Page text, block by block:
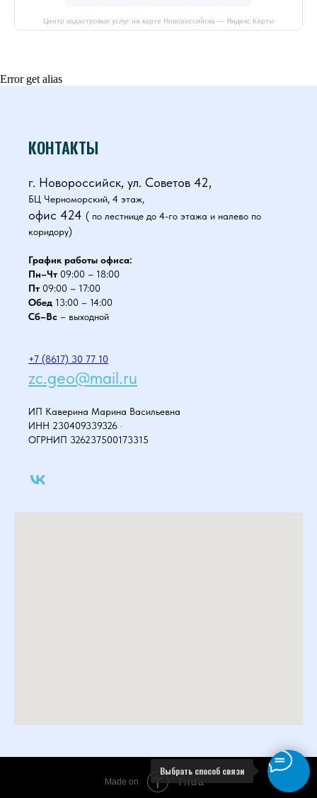
Центр кадастровых услуг на карте Новороссийска — Яндекс Карты
Error get alias
КОНТАКТЫ
г. Новороссийск, ул. Советов 42,
БЦ Черноморский, 4 этаж,
офис 424 ( по лестнице до 4-го этажа и налево по
коридору)
График работы офиса:
Пн–Чт 09:00 – 18:00
Пт 09:00 – 17:00
Обед 13:00 – 14:00
Сб–Вс – выходной
+7 (8617) 30 77 10
zc.geo@mail.ru
ИП Каверина Марина Васильевна
ИНН 230409339326 ·
ОГРНИП 326237500173315
Выбрать способ связи
Made on Tilda